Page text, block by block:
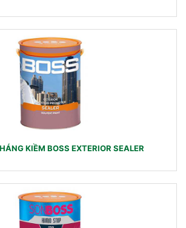
KIỀM BOSS EXTERIOR SEALER